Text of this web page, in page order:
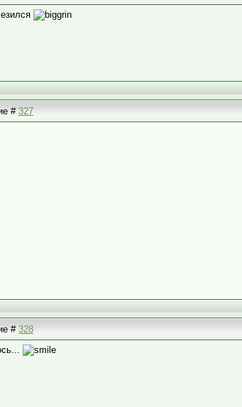
#327
#328